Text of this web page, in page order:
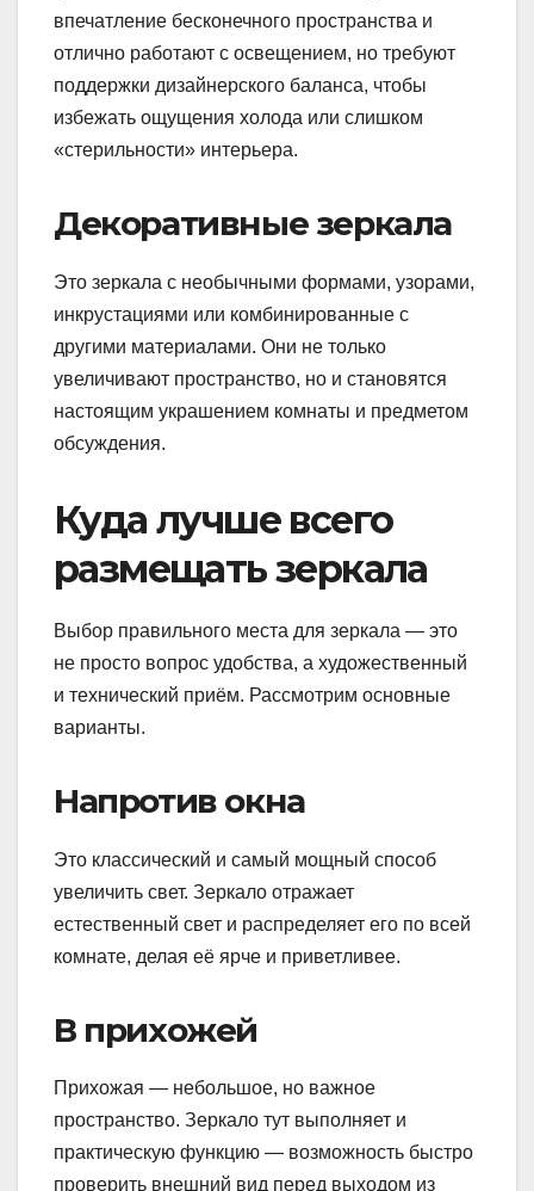
впечатление бесконечного пространства и
отлично работают с освещением, но требуют
поддержки дизайнерского баланса, чтобы
избежать ощущения холода или слишком
«стерильности» интерьера.
Декоративные зеркала
Это зеркала с необычными формами, узорами,
инкрустациями или комбинированные с
другими материалами. Они не только
увеличивают пространство, но и становятся
настоящим украшением комнаты и предметом
обсуждения.
Куда лучше всего
размещать зеркала
Выбор правильного места для зеркала — это
не просто вопрос удобства, а художественный
и технический приём. Рассмотрим основные
варианты.
Напротив окна
Это классический и самый мощный способ
увеличить свет. Зеркало отражает
естественный свет и распределяет его по всей
комнате, делая её ярче и приветливее.
В прихожей
Прихожая — небольшое, но важное
пространство. Зеркало тут выполняет и
практическую функцию — возможность быстро
проверить внешний вид перед выходом из